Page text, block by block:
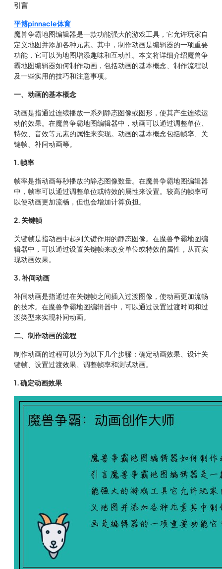
引言
平博pinnacle体育
魔兽争霸地图编辑器是一款功能强大的游戏工具，它允许玩家自
定义地图并添加各种元素。其中，制作动画是编辑器的一项重要
功能，它可以为地图增添趣味和互动性。本文将详细介绍魔兽争
霸地图编辑器如何制作动画，包括动画的基本概念、制作流程以
及一些实用的技巧和注意事项。
一、动画的基本概念
动画是指通过连续播放一系列静态图像或图形，使其产生连续运
动的效果。在魔兽争霸地图编辑器中，动画可以通过调整单位、
特效、音效等元素的属性来实现。动画的基本概念包括帧率、关
键帧、补间动画等。
1. 帧率
帧率是指动画每秒播放的静态图像数量。在魔兽争霸地图编辑器
中，帧率可以通过调整单位或特效的属性来设置。较高的帧率可
以使动画更加流畅，但也会增加计算负担。
2. 关键帧
关键帧是指动画中起到关键作用的静态图像。在魔兽争霸地图编
辑器中，可以通过设置关键帧来改变单位或特效的属性，从而实
现动画效果。
3. 补间动画
补间动画是指通过在关键帧之间插入过渡图像，使动画更加流畅
的技术。在魔兽争霸地图编辑器中，可以通过设置过渡时间和过
渡类型来实现补间动画。
二、制作动画的流程
制作动画的过程可以分为以下几个步骤：确定动画效果、设计关
键帧、设置过渡效果、调整帧率和测试动画。
1. 确定动画效果